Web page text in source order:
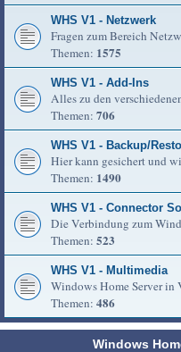
WHS V1 - Netzwerk
Fragen zum Bereich
Themen: 1575
WHS V1 - Add-Ins
Alles zu den
Themen: 706
WHS V1 - Backup/
Hier kann gesichert und
Themen: 1490
WHS V1 - Connector
Die Verbindung zum
Themen: 523
WHS V1 - Multimedia
Windows Home Server
Themen: 486
Windows